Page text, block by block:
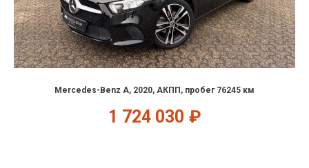
Mercedes-Benz A, 2020, АКПП, пробег 76245 км
1 724 030 ₽